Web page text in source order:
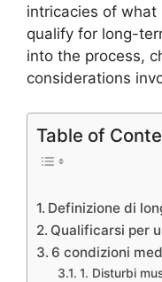
intricacies of
qualify for long-
into the process,
considerations
Table of
Definizione di
Qualificarsi per
6 condizioni
1. Disturbi